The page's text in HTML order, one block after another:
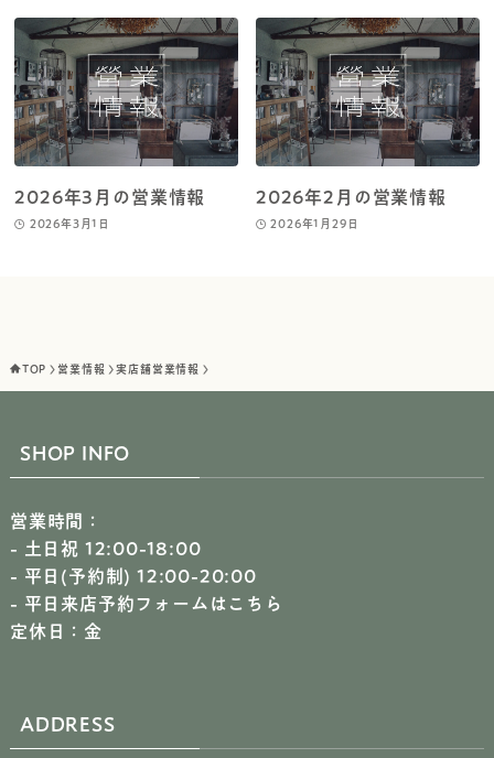
2026年3月の営業情報
2026年3月1日
2026年2月の営業情報
2026年1月29日
TOP 営業情報 実店舗営業情報
SHOP INFO
営業時間：
- 土日祝 12:00-18:00
- 平日(予約制) 12:00-20:00
- 平日来店予約フォームはこちら
定休日：金
ADDRESS